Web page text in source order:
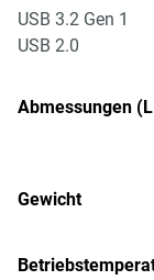
USB 3.2 Gen 1
USB 2.0
Abmessungen
Gewicht